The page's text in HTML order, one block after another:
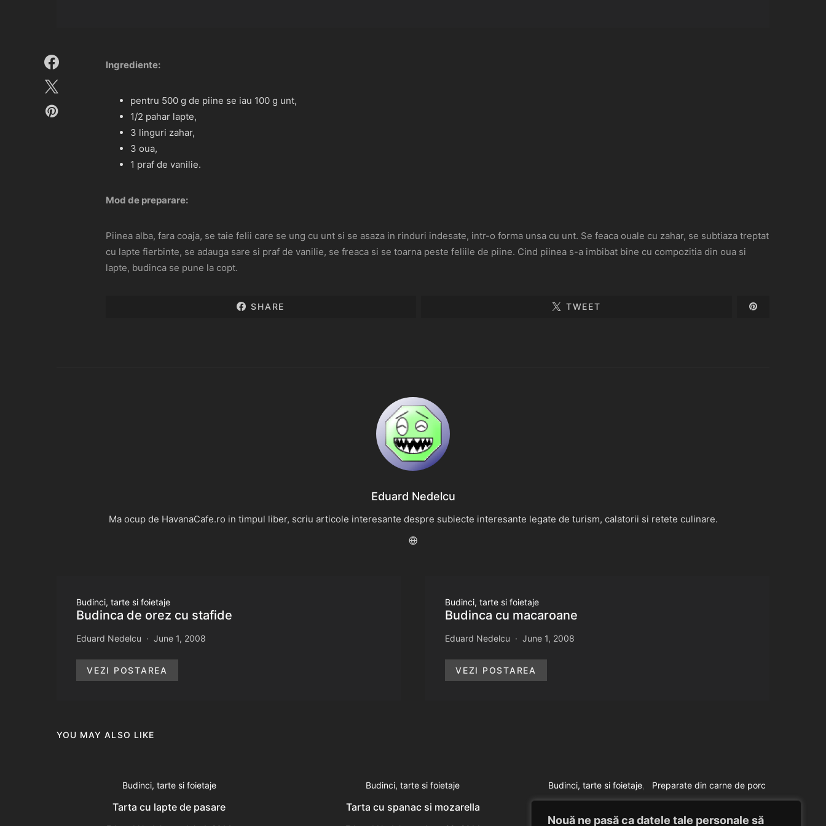
Nouă ne pasă ca datele tale personale să
Ingrediente:
pentru 500 g de piine se iau 100 g unt,
1/2 pahar lapte,
3 linguri zahar,
3 oua,
1 praf de vanilie.
Mod de preparare:
Piinea alba, fara coaja, se taie felii care se ung cu unt si se asaza in rinduri indesate, intr-o forma unsa cu unt. Se feaca ouale cu zahar, se subtiaza treptat
cu lapte fierbinte, se adauga sare si praf de vanilie, se freaca si se toarna peste feliile de piine. Cind piinea s-a imbibat bine cu compozitia din oua si
lapte, budinca se pune la copt.
SHARE TWEET
Eduard Nedelcu
Ma ocup de HavanaCafe.ro in timpul liber, scriu articole interesante despre subiecte interesante legate de turism, calatorii si retete culinare.
Budinci, tarte si foietaje
Budinca de orez cu stafide
Eduard Nedelcu June 1, 2008
VEZI POSTAREA
Budinci, tarte si foietaje
Budinca cu macaroane
Eduard Nedelcu June 1, 2008
VEZI POSTAREA
YOU MAY ALSO LIKE
Budinci, tarte si foietaje
Tarta cu lapte de pasare
Budinci, tarte si foietaje
Tarta cu spanac si mozarella
Budinci, tarte si foietaje Preparate din carne de porc